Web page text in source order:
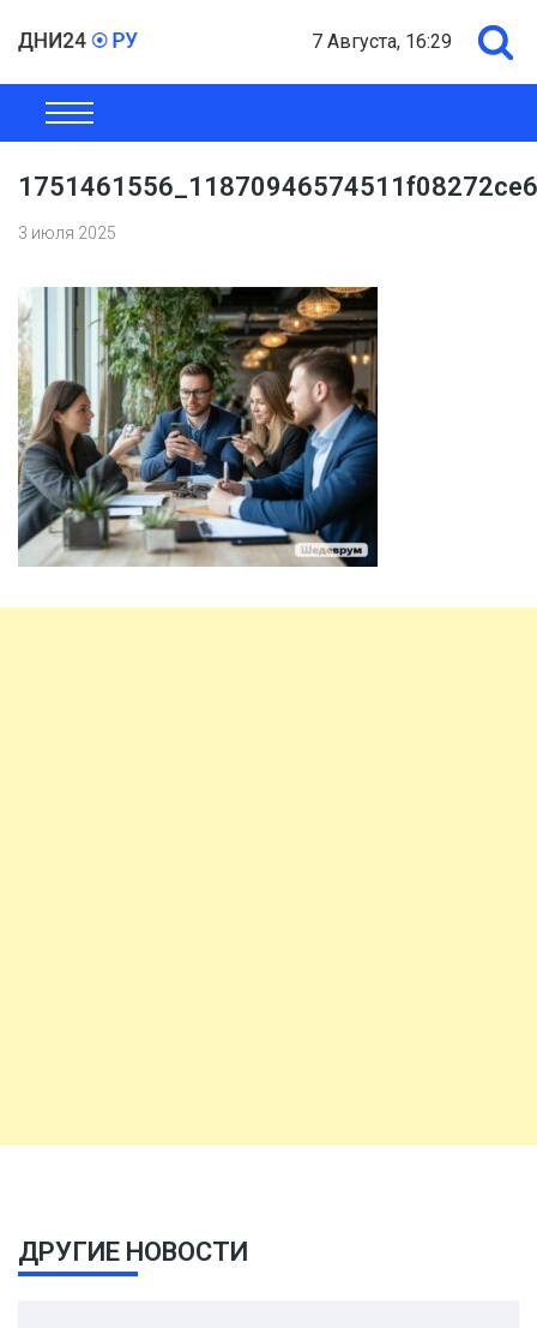
7 Августа, 16:29
ОБЩЕСТВО
3 июля 2025
ДРУГИЕ НОВОСТИ